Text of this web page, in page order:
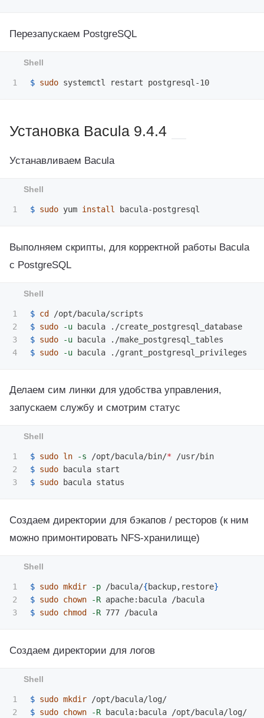
Перезапускаем PostgreSQL
$ sudo
Установка Bacula 9.4.4
Устанавливаем Bacula
$ sudo yum install
Выполняем скрипты, для корректной работы Bacula
с PostgreSQL
1
2
3
$ cd
$ sudo -u
$ sudo -u
$ sudo -u
Делаем сим линки для удобства управления,
запускаем службу и смотрим статус
1
2
$ sudo ln -s /opt/bacula/bin/*
$ sudo
$ sudo
Создаем директории для бэкапов / ресторов (к ним
можно примонтировать NFS-хранилище)
1
2
$ sudo mkdir -p /bacula/{backup,restore}
$ sudo chown -R
$ sudo chmod -R
Создаем директории для логов
1
$ sudo mkdir
$ sudo chown -R